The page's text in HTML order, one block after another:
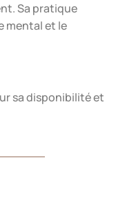
Sa pratique
mental et le
sa disponibilité et